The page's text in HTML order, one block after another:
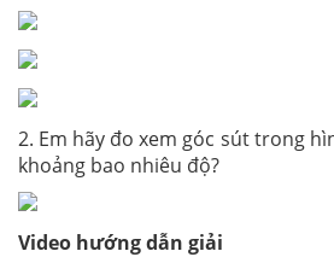
2. Em hãy đo xem góc sút trong
khoảng bao nhiêu độ?
Video hướng dẫn giải